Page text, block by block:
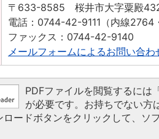
〒633-8585 桜井市大字粟殿
電話：0744-42-9111（内線2764
ファックス：0744-42-9140
メールフォームによるお問い合わ
PDFファイルを閲覧するには
が必要です。お持ちでない
ードボタンをクリックして、ソ